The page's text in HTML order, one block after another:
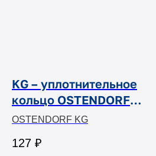
KG – уплотнительное
кольцо OSTENDORF
KG
OSTENDORF KG
127 ₽